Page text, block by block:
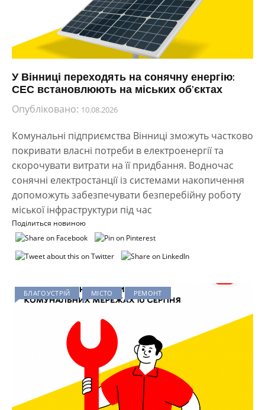
У Вінниці переходять на сонячну енергію:
СЕС встановлюють на міських об’єктах
Опубліковано: 10.08.2026
Комунальні підприємства Вінниці зможуть частково
покривати власні потреби в електроенергії та
скорочувати витрати на її придбання. Водночас
сонячні електростанції із системами накопичення
допоможуть забезпечувати безперебійну роботу
міської інфраструктури під час
Поділиться новиною
БЛАГОУСТРІЙ МІСТО РЕМОНТ